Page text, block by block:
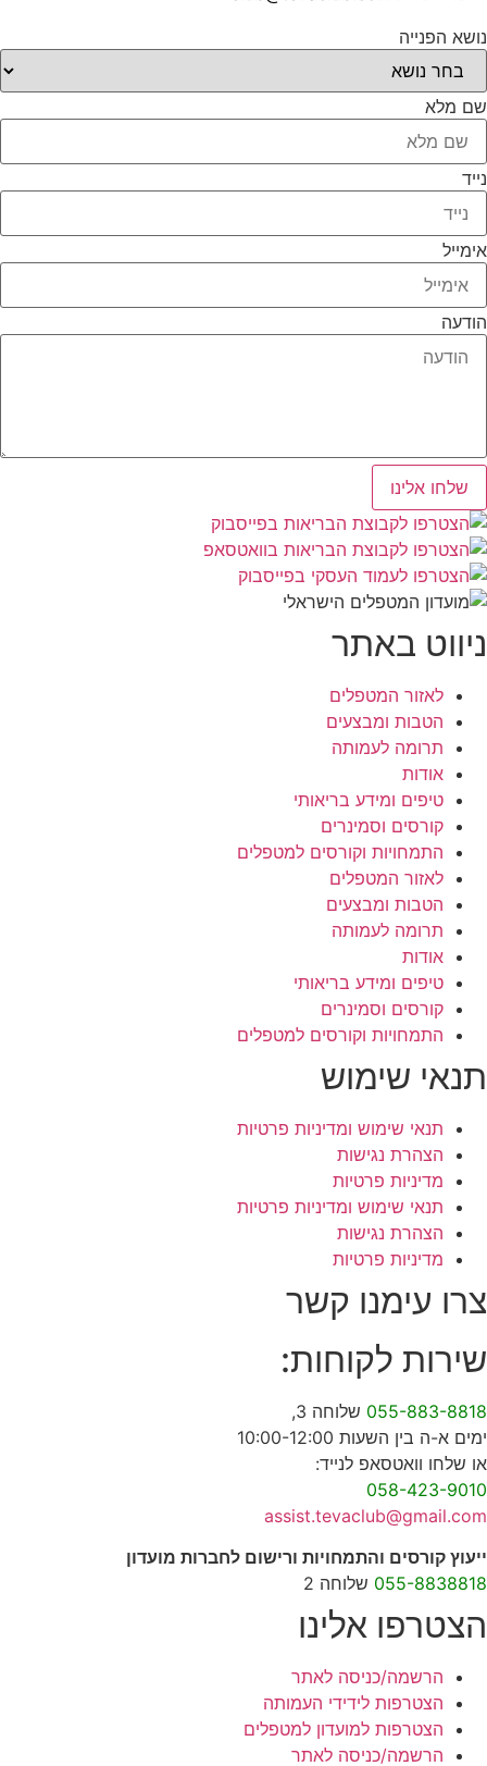
נושא הפנייה
שם מלא
נייד
אימייל
הודעה
שלחו אלינו
ניווט באתר
לאזור המטפלים
הטבות ומבצעים
תרומה לעמותה
אודות
טיפים ומידע בריאותי
קורסים וסמינרים
התמחויות וקורסים למטפלים
לאזור המטפלים
הטבות ומבצעים
תרומה לעמותה
אודות
טיפים ומידע בריאותי
קורסים וסמינרים
התמחויות וקורסים למטפלים
תנאי שימוש
תנאי שימוש ומדיניות פרטיות
הצהרת נגישות
מדיניות פרטיות
תנאי שימוש ומדיניות פרטיות
הצהרת נגישות
מדיניות פרטיות
צרו עימנו קשר
שירות לקוחות:
055-883-8818 שלוחה 3,
ימים א-ה בין השעות 10:00-12:00
או שלחו וואטסאפ לנייד:
058-423-9010
assist.tevaclub@gmail.com
ייעוץ קורסים והתמחויות ורישום לחברות מועדון
055-8838818 שלוחה 2
הצטרפו אלינו
הרשמה/כניסה לאתר
הצטרפות לידידי העמותה
הצטרפות למועדון למטפלים
הרשמה/כניסה לאתר